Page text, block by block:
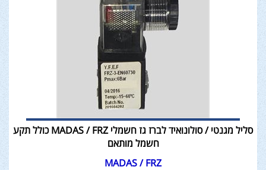
סליל מגנטי / סולונואיד לברז גז חשמלי MADAS / FRZ כולל תקע
חשמל מותאם
MADAS / FRZ